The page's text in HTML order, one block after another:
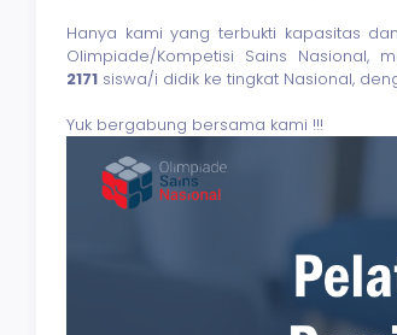
Hanya kami yang terbukti kapasitas
Olimpiade/Kompetisi Sains Nasional,
2171 siswa/i didik ke tingkat Nasional,
Yuk bergabung bersama kami !!!